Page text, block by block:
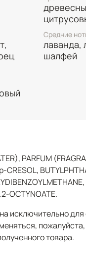
пряно-
Средние
лаванда,
шалфей
PARFUM
CRESOL,
OCTYNOATE.
исключительно для
товара.